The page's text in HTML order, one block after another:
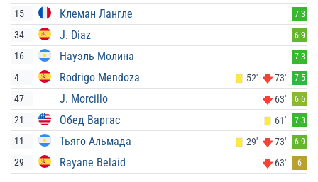
15 Клеман Лангле 7.3
34 J. Diaz 6.9
16 Науэль Молина 7.3
4 Rodrigo Mendoza 52' 73' 7.5
47 J. Morcillo 63' 6.6
21 Обед Варгас 61' 7.3
11 Тьяго Альмада 29' 73' 6.9
29 Rayane Belaid 63' 6